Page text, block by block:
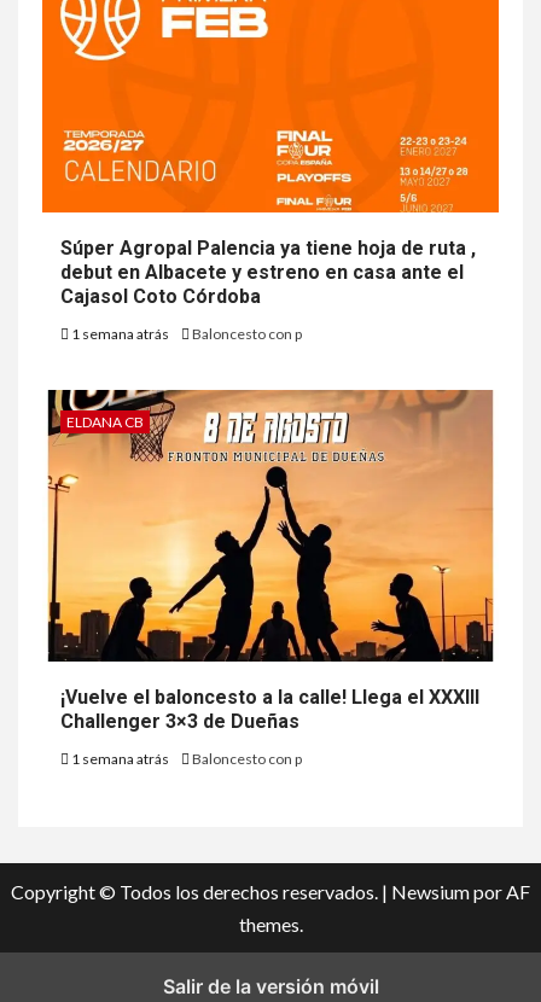
Súper Agropal Palencia ya tiene hoja de ruta ,
debut en Albacete y estreno en casa ante el
Cajasol Coto Córdoba
1 semana atrás Baloncesto con p
ELDANA CB
¡Vuelve el baloncesto a la calle! Llega el XXXIII
Challenger 3×3 de Dueñas
1 semana atrás Baloncesto con p
Copyright © Todos los derechos reservados. | Newsiumpor AF
themes.
Salir de la versión móvil